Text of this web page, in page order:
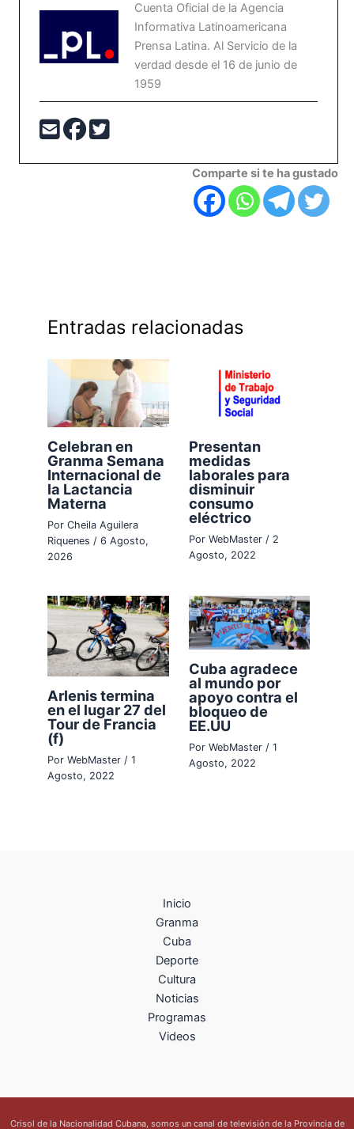
Cuenta Oficial de la Agencia
Informativa Latinoamericana
Prensa Latina. Al Servicio de la
verdad desde el 16 de junio de
1959
Comparte si te ha gustado
Entradas relacionadas
Celebran en
Granma Semana
Internacional de
la Lactancia
Materna
PorCheila Aguilera
Riquenes /6 Agosto,
2026
Presentan
medidas
laborales para
disminuir
consumo
eléctrico
Por WebMaster / 2
Agosto, 2022
Arlenis termina
en el lugar 27 del
Tour de Francia
(f)
PorWebMaster /1
Agosto, 2022
Cuba agradece
al mundo por
apoyo contra el
bloqueo de
EE.UU
Por WebMaster / 1
Agosto, 2022
Inicio
Granma
Cuba
Deporte
Cultura
Noticias
Programas
Videos
Crisol de la Nacionalidad Cubana, somos un canal de televisión de la Provincia de